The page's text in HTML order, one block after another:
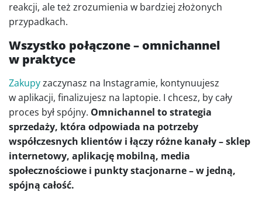
reakcji, ale też zrozumienia w bardziej złożonych
przypadkach.
Wszystko połączone – omnichannel
w praktyce
Zakupyzaczynasz na Instagramie, kontynuujesz
w aplikacji, finalizujesz na laptopie. I chcesz, by cały
proces był spójny. Omnichannel to strategia
sprzedaży, która odpowiada na potrzeby
współczesnych klientów i łączy różne kanały – sklep
internetowy, aplikację mobilną, media
społecznościowe i punkty stacjonarne – w jedną,
spójną całość.